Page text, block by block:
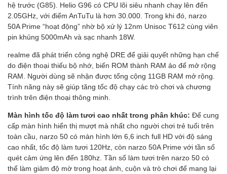
hệ trước (G85). Helio G96 có CPU lõi siêu nhanh chạy lên đến
2.05GHz, với điểm AnTuTu là hơn 30.000. Trong khi đó, narzo
50A Prime “hoạt động” nhờ bộ xử lý 12nm Unisoc T612 cùng viên
pin khủng 5000mAh và sạc nhanh 18W.
realme đã phát triển công nghệ DRE để giải quyết những hạn chế
do điện thoại thiếu bộ nhớ, biến ROM thành RAM ảo để mở rộng
RAM. Người dùng sẽ nhận được tổng cộng 11GB RAM mở rộng.
Tính năng này sẽ giúp tăng tốc độ chạy các trò chơi và chương
trình trên điện thoại thông minh.
Màn hình tốc độ làm tươi cao nhất trong phân khúc: Để cung
cấp màn hình hiển thị mượt mà nhất cho người chơi trẻ tuổi trên
toàn cầu, narzo 50 có màn hình lớn 6,6 inch full HD với độ sáng
cao nhất, tốc độ làm tươi 120Hz, còn narzo 50A Prime với tần số
quét cảm ứng lên đến 180hz. Tần số làm tươi trên narzo 50 có
thể làm giảm độ mờ trong hoạt ảnh, cuộn và trò chơi để mang lại